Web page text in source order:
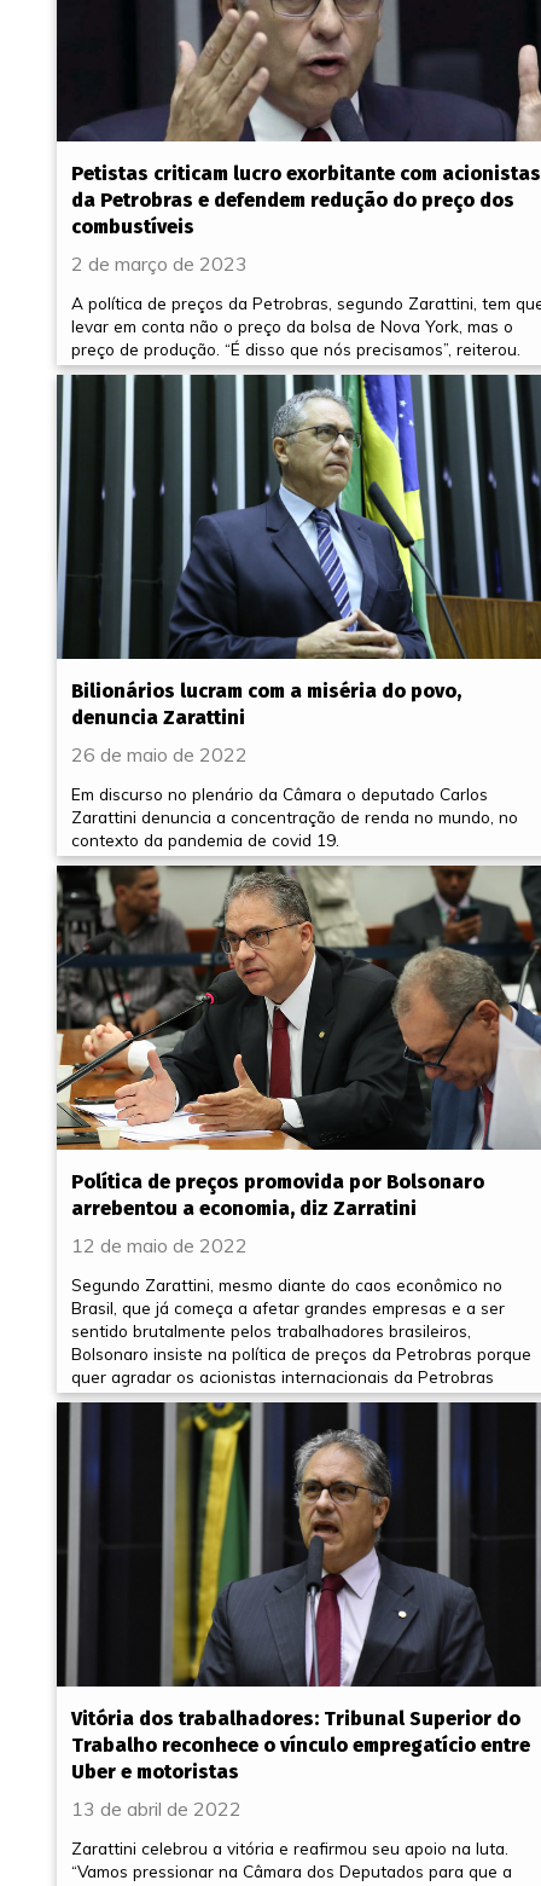
Petistas criticam lucro exorbitante com acionistas
da Petrobras e defendem redução do preço dos
combustíveis
2 de março de 2023
A política de preços da Petrobras, segundo Zarattini, tem
levar em conta não o preço da bolsa de Nova York, mas o
preço de produção. “É disso que nós precisamos”, reiterou.
Bilionários lucram com a miséria do povo,
denuncia Zarattini
26 de maio de 2022
Em discurso no plenário da Câmara o deputado Carlos
Zarattini denuncia a concentração de renda no mundo, no
contexto da pandemia de covid 19.
Política de preços promovida por Bolsonaro
arrebentou a economia, diz Zarratini
12 de maio de 2022
Segundo Zarattini, mesmo diante do caos econômico no
Brasil, que já começa a afetar grandes empresas e a ser
sentido brutalmente pelos trabalhadores brasileiros,
Bolsonaro insiste na política de preços da Petrobras porque
quer agradar os acionistas internacionais da Petrobras
Vitória dos trabalhadores: Tribunal Superior do
Trabalho reconhece o vínculo empregatício entre
Uber e motoristas
13 de abril de 2022
Zarattini celebrou a vitória e reafirmou seu apoio na luta.
“Vamos pressionar na Câmara dos Deputados para que a